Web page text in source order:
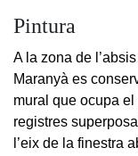
Pintura
A la zona de
Maranyà es
mural que ocupa
registres
l’eix de la finestra